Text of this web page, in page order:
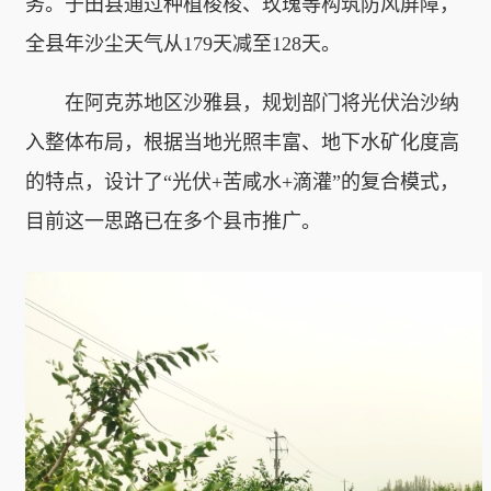
全县年沙尘天气从179天减至128天。
在阿克苏地区沙雅县，规划部门将光伏治沙纳
入整体布局，根据当地光照丰富、地下水矿化度高
的特点，设计了“光伏+苦咸水+滴灌”的复合模式，
目前这一思路已在多个县市推广。